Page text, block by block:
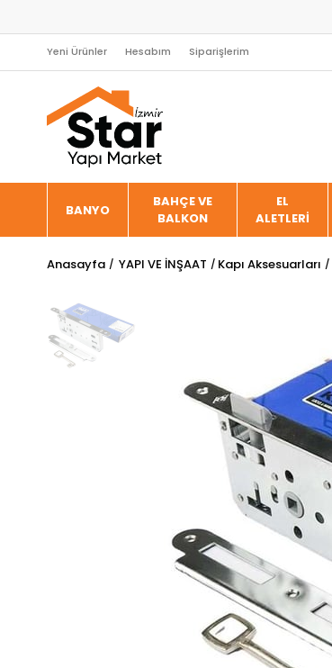
Yeni Ürünler Hesabım Siparişlerim
BANYO
BAHÇE VE
BALKON
EL
ALETLERİ
Anasayfa YAPI VE İNŞAAT Kapı Aksesuarları